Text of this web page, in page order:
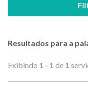
Resultados para a
Exibindo 1 - 1 de 1